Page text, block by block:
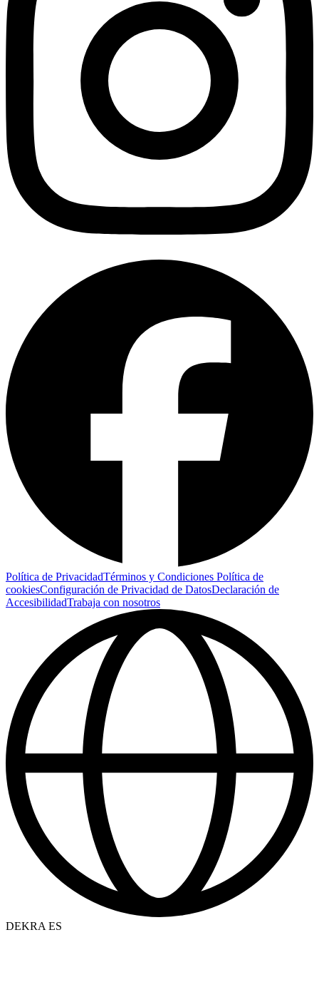
Política de PrivacidadTérminos y Condiciones Política de
cookiesConfiguración de Privacidad de DatosDeclaración de
AccesibilidadTrabaja con nosotros
DEKRA ES